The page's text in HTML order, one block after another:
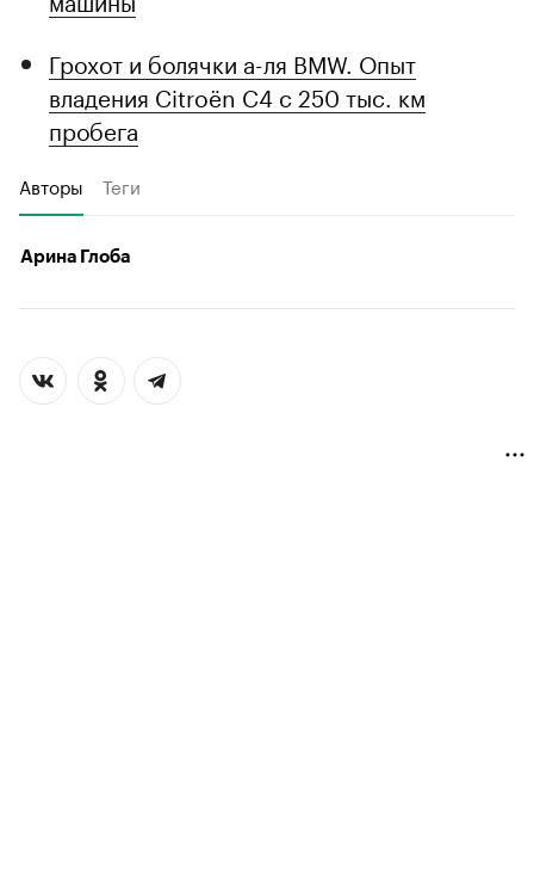
Грохот и болячки а-ля BMW. Опыт
владения Citroёn C4 с 250 тыс. км
пробега
Авторы Теги
Арина Глоба